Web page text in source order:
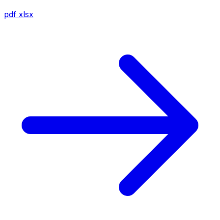
pdf xlsx